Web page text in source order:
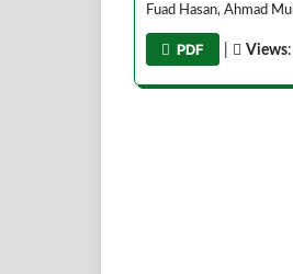
Fuad Hasan, Ahmad
PDF Views